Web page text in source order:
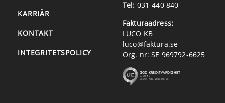
KARRIÄR
KONTAKT
INTEGRITETSPOLICY
Tel: 031-440 840
Fakturaadress:
LUCO KB
luco@faktura.se
Org. nr: SE 969792-6625